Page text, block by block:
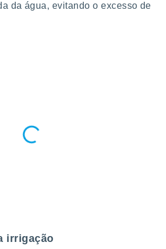
da água, evitando o excesso de
irrigação